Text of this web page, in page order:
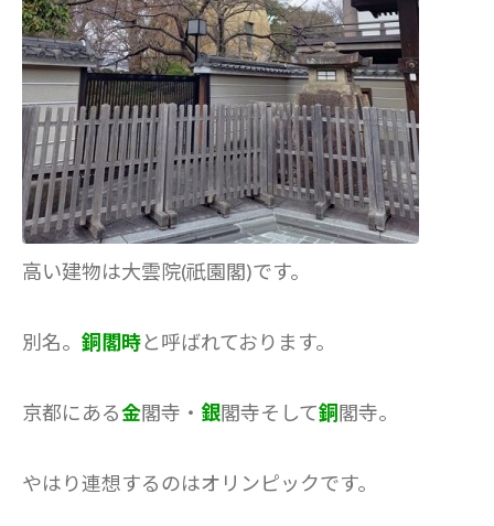
高い建物は大雲院(祇園閣)です。
別名。 銅閣時と呼ばれております。
京都にある金閣寺・ 銀閣寺そして銅閣寺。
やはり連想するのはオリンピックです。